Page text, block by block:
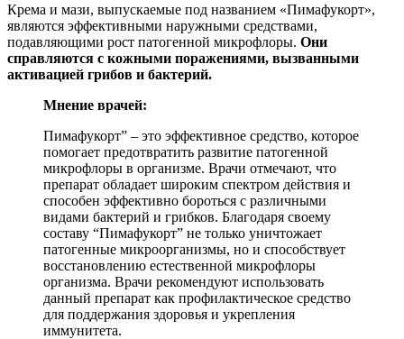
Крема и мази, выпускаемые под названием «Пимафукорт»,
являются эффективными наружными средствами,
подавляющими рост патогенной микрофлоры. Они
справляются с кожными поражениями, вызванными
активацией грибов и бактерий.
Мнение врачей:
Пимафукорт” – это эффективное средство, которое
помогает предотвратить развитие патогенной
микрофлоры в организме. Врачи отмечают, что
препарат обладает широким спектром действия и
способен эффективно бороться с различными
видами бактерий и грибков. Благодаря своему
составу “Пимафукорт” не только уничтожает
патогенные микроорганизмы, но и способствует
восстановлению естественной микрофлоры
организма. Врачи рекомендуют использовать
данный препарат как профилактическое средство
для поддержания здоровья и укрепления
иммунитета.